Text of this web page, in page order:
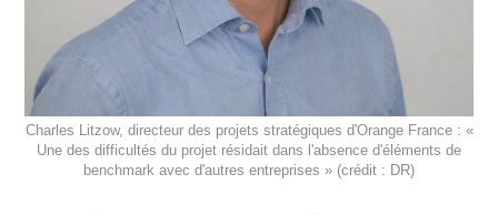
Charles Litzow, directeur des projets stratégiques d'Orange France : «
Une des difficultés du projet résidait dans l'absence d'éléments de
benchmark avec d'autres entreprises » (crédit : DR)